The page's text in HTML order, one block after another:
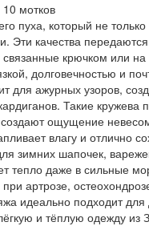
10 мотков
пуха, который не
Эти качества
крючком или на
долговечностью и
для ажурных узоров,
Такие кружева
создают ощущение
влагу и отлично
зимних шапочек,
тепло даже в сильные
артрозе,
идеально подходит
и тёплую одежду из